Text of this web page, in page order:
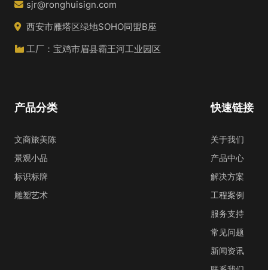
sjr@ronghuisign.com
西安市雁塔区绿地SOHO同盟B座
工厂：宝鸡市眉县霸王河工业园区
快速链接
关于我们
产品中心
解决方案
工程案例
服务支持
常见问题
新闻资讯
产品分类
文商旅美陈
景观小品
标识标牌
雕塑艺术